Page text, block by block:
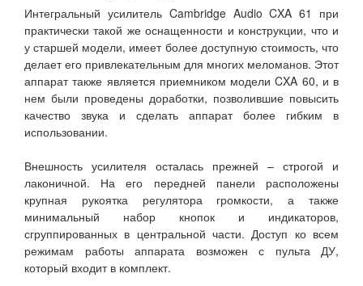
Интегральный усилитель Cambridge Audio CXA 61 при
практически такой же оснащенности и конструкции, что и
у старшей модели, имеет более доступную стоимость, что
делает его привлекательным для многих меломанов. Этот
аппарат также является приемником модели CXA 60, и в
нем были проведены доработки, позволившие повысить
качество звука и сделать аппарат более гибким в
использовании.
Внешность усилителя осталась прежней – строгой и
лаконичной. На его передней панели расположены
крупная рукоятка регулятора громкости, а также
минимальный набор кнопок и индикаторов,
сгруппированных в центральной части. Доступ ко всем
режимам работы аппарата возможен с пульта ДУ,
который входит в комплект.